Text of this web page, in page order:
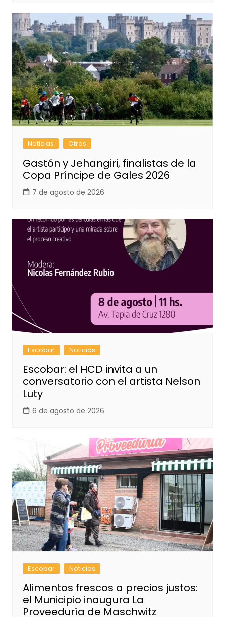
Noticias Otros
Gastón y Jehangiri, finalistas de la
Copa Príncipe de Gales 2026
7 de agosto de 2026
Escobar Noticias
Escobar: el HCD invita a un
conversatorio con el artista Nelson
Luty
6 de agosto de 2026
Escobar Noticias
Alimentos frescos a precios justos:
el Municipio inaugura La
Proveeduría de Maschwitz